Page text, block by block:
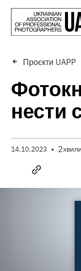
Проєкти UAPP
нести
14.10.2023 • 2